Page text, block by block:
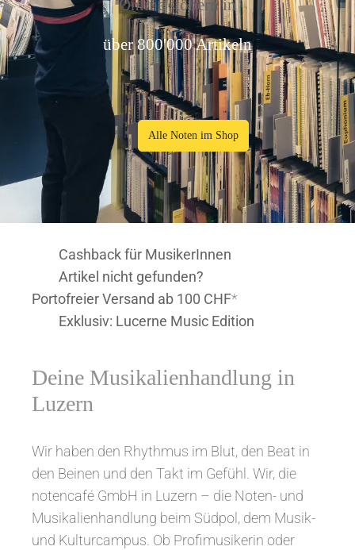
Online stöbern in
über 800'000 Artikeln
Alle Noten im Shop
Cashback für MusikerInnen
Artikel nicht gefunden?
Portofreier Versand ab 100 CHF*
Exklusiv: Lucerne Music Edition
Deine Musikalienhandlung in
Luzern
Wir haben den Rhythmus im Blut, den Beat in
den Beinen und den Takt im Gefühl. Wir, die
notencafé GmbH in Luzern – die Noten- und
Musikalienhandlung beim Südpol, dem Musik-
und Kulturcampus. Ob Profimusikerin oder